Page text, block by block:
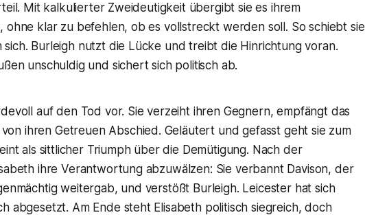
Mit kalkulierter Zweideutigkeit übergibt sie es ihrem
ohne klar zu befehlen, ob es vollstreckt werden soll. So schiebt sie
Burleigh nutzt die Lücke und treibt die Hinrichtung voran.
unschuldig und sichert sich politisch ab.
auf den Tod vor. Sie verzeiht ihren Gegnern, empfängt das
ihren Getreuen Abschied. Geläutert und gefasst geht sie zum
als sittlicher Triumph über die Demütigung. Nach der
ihre Verantwortung abzuwälzen: Sie verbannt Davison, der
weitergab, und verstößt Burleigh. Leicester hat sich
abgesetzt. Am Ende steht Elisabeth politisch siegreich, doch